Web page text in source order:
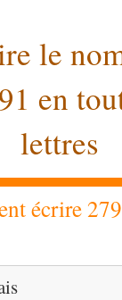
le
en
lettres
écrire